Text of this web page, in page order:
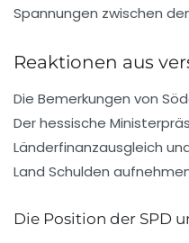
Spannungen zwischen
Reaktionen aus
Die Bemerkungen von
Der hessische
Länderfinanzausgleich
Land Schulden
Die Position der SPD